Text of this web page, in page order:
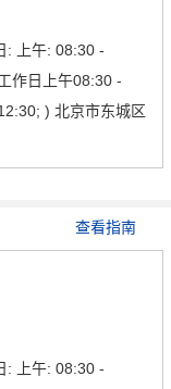
: 上午: 08:30 -
作日上午08:30 -
) 北京市东城区
查看指南
: 上午: 08:30 -